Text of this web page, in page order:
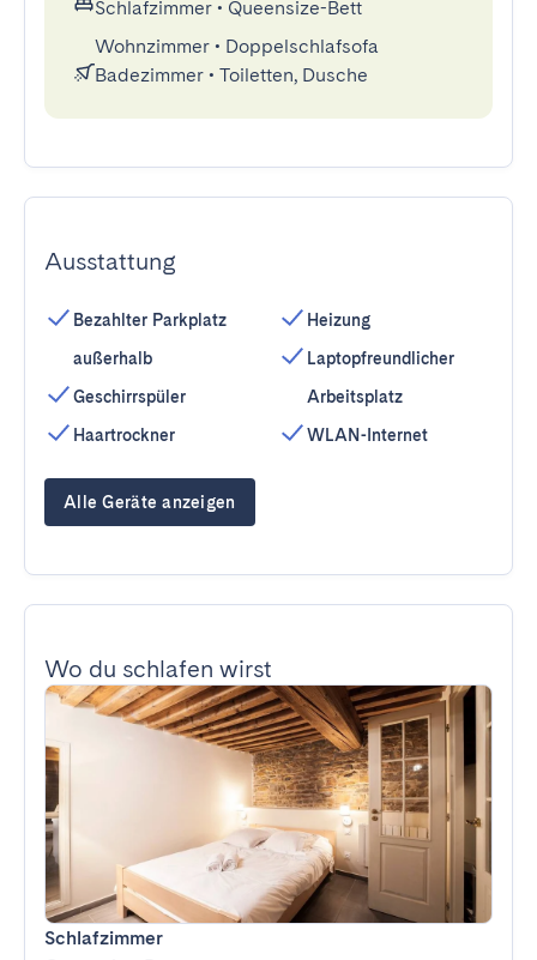
Schlafzimmer • Queensize-Bett
Wohnzimmer • Doppelschlafsofa
Badezimmer • Toiletten, Dusche
Ausstattung
Bezahlter Parkplatz
außerhalb
Geschirrspüler
Haartrockner
Heizung
Laptopfreundlicher
Arbeitsplatz
WLAN-Internet
Alle Geräte anzeigen
Wo du schlafen wirst
Schlafzimmer